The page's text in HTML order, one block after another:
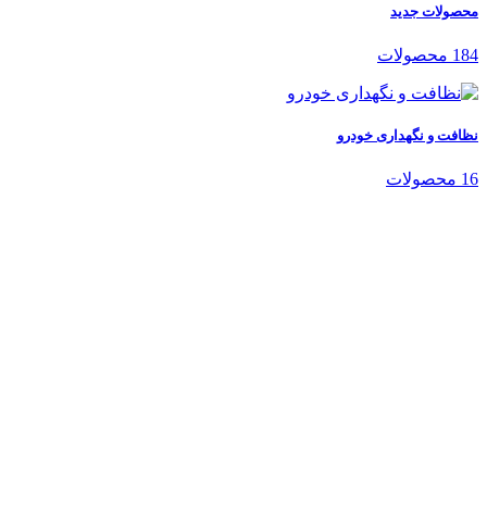
محصولات جدید
184 محصولات
نظافت و نگهداری خودرو
16 محصولات